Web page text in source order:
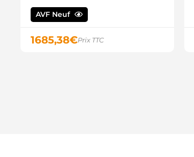
AVF Neuf
1685,38€Prix TTC